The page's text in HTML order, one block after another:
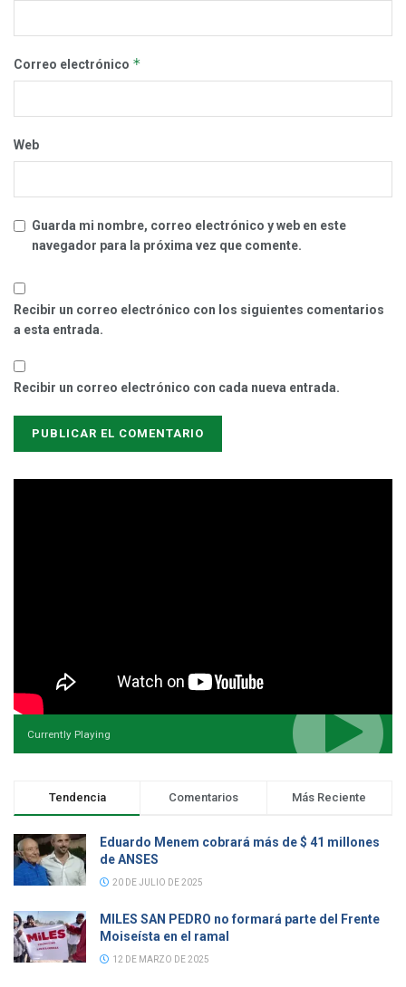
Correo electrónico *
Web
Guarda mi nombre, correo electrónico y web en este
navegador para la próxima vez que comente.
Recibir un correo electrónico con los siguientes comentarios
a esta entrada.
Recibir un correo electrónico con cada nueva entrada.
Currently Playing
Tendencia Comentarios Más Reciente
Eduardo Menem cobrará más de $ 41 millones
de ANSES
20 DE JULIO DE 2025
MILES SAN PEDRO no formará parte del Frente
Moiseísta en el ramal
12 DE MARZO DE 2025